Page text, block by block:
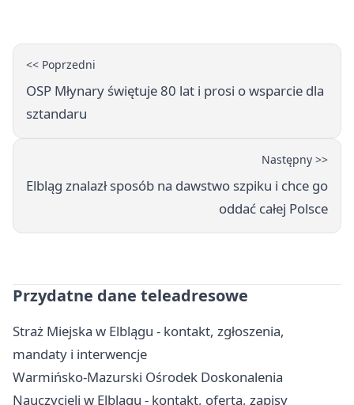
<< Poprzedni
OSP Młynary świętuje 80 lat i prosi o wsparcie dla
sztandaru
Następny >>
Elbląg znalazł sposób na dawstwo szpiku i chce go
oddać całej Polsce
Przydatne dane teleadresowe
Straż Miejska w Elblągu - kontakt, zgłoszenia,
mandaty i interwencje
Warmińsko-Mazurski Ośrodek Doskonalenia
Nauczycieli w Elblągu - kontakt, oferta, zapisy